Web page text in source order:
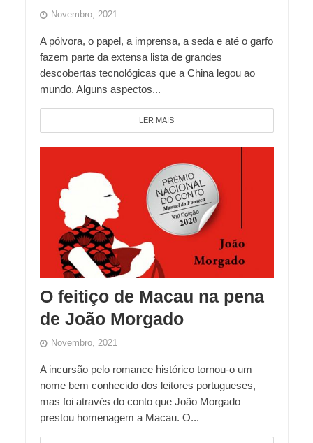
Novembro, 2021
A pólvora, o papel, a imprensa, a seda e até o garfo
fazem parte da extensa lista de grandes
descobertas tecnológicas que a China legou ao
mundo. Alguns aspectos...
LER MAIS
O feitiço de Macau na pena
de João Morgado
Novembro, 2021
A incursão pelo romance histórico tornou-o um
nome bem conhecido dos leitores portugueses,
mas foi através do conto que João Morgado
prestou homenagem a Macau. O...